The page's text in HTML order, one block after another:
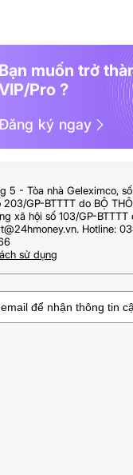
Bạn muốn trở
Pro ?
ký ngay
5 - Tòa nhà Geleximco,
GP-BTTTT do BỘ
xã hội số 103/GP-
Hotline:
sử dụng